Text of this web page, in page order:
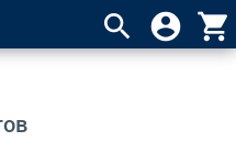
search account_circle shopping_cart